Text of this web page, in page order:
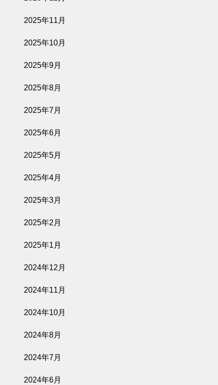
2025年11月
2025年10月
2025年9月
2025年8月
2025年7月
2025年6月
2025年5月
2025年4月
2025年3月
2025年2月
2025年1月
2024年12月
2024年11月
2024年10月
2024年8月
2024年7月
2024年6月